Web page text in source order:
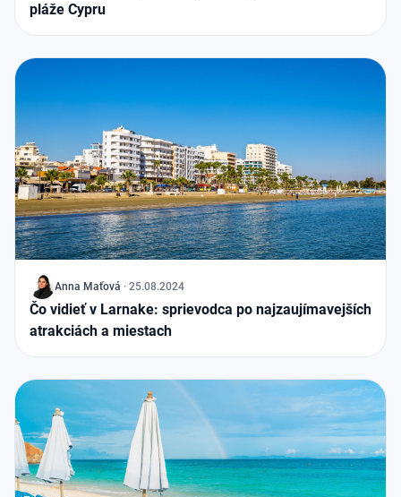
pláže Cypru
J Anna Maťová · 25.08.2024
Čo vidieť v Larnake: sprievodca po najzaujímavejších
atrakciách a miestach